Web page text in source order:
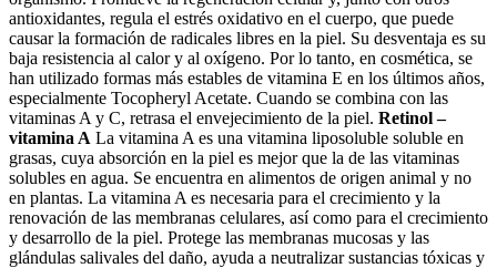
antioxidantes, regula el estrés oxidativo en el cuerpo, que puede
causar la formación de radicales libres en la piel. Su desventaja es su
baja resistencia al calor y al oxígeno. Por lo tanto, en cosmética, se
han utilizado formas más estables de vitamina E en los últimos años,
especialmente Tocopheryl Acetate. Cuando se combina con las
vitaminas A y C, retrasa el envejecimiento de la piel. Retinol –
vitamina A La vitamina A es una vitamina liposoluble soluble en
grasas, cuya absorción en la piel es mejor que la de las vitaminas
solubles en agua. Se encuentra en alimentos de origen animal y no
en plantas. La vitamina A es necesaria para el crecimiento y la
renovación de las membranas celulares, así como para el crecimiento
y desarrollo de la piel. Protege las membranas mucosas y las
glándulas salivales del daño, ayuda a neutralizar sustancias tóxicas y